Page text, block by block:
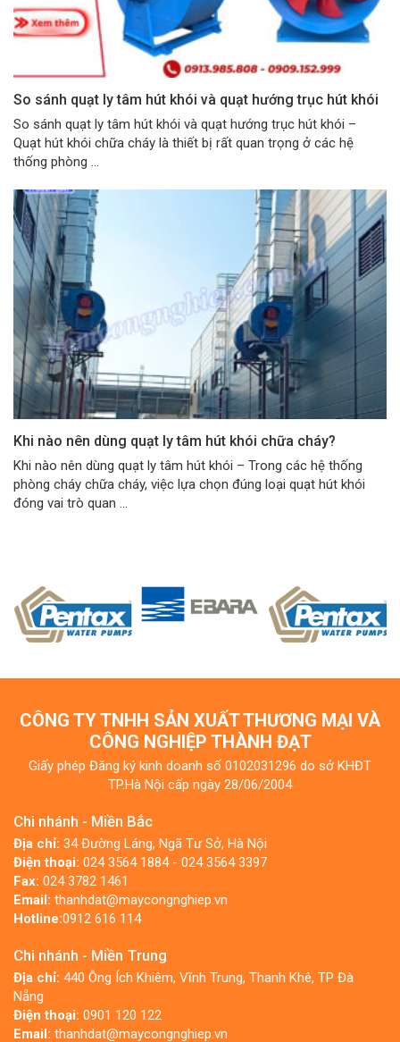
So sánh quạt ly tâm hút khói và quạt hướng trục hút khói
So sánh quạt ly tâm hút khói và quạt hướng trục hút khói –
Quạt hút khói chữa cháy là thiết bị rất quan trọng ở các hệ
thống phòng ...
Khi nào nên dùng quạt ly tâm hút khói chữa cháy?
Khi nào nên dùng quạt ly tâm hút khói – Trong các hệ thống
phòng cháy chữa cháy, việc lựa chọn đúng loại quạt hút khói
đóng vai trò quan ...
CÔNG TY TNHH SẢN XUẤT THƯƠNG MẠI VÀ
CÔNG NGHIỆP THÀNH ĐẠT
Giấy phép Đăng ký kinh doanh số 0102031296 do sở KHĐT
TP.Hà Nội cấp ngày 28/06/2004
Chi nhánh - Miền Bắc
Địa chỉ: 34 Đường Láng, Ngã Tư Sở, Hà Nội
Điện thoại: 024 3564 1884 - 024 3564 3397
Fax: 024 3782 1461
Email: thanhdat@maycongnghiep.vn
Hotline:0912 616 114
Chi nhánh - Miền Trung
Địa chỉ: 440 Ông Ích Khiêm, Vĩnh Trung, Thanh Khê, TP Đà
Nẵng
Điện thoại: 0901 120 122
Email: thanhdat@maycongnghiep.vn